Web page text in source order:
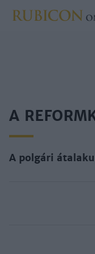
A
A polgári